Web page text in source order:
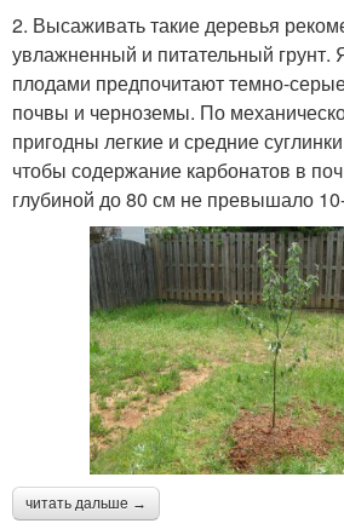
2. Высаживать такие деревья
увлажненный и питательный грунт.
плодами предпочитают темно-
почвы и черноземы. По
пригодны легкие и средние
чтобы содержание карбонатов в
глубиной до 80 см не превышало
читать дальше →